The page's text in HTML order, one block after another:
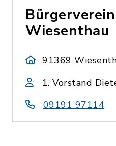
Bürgerverein
Wiesenthau
91369
1. Vorstand
09191 97114